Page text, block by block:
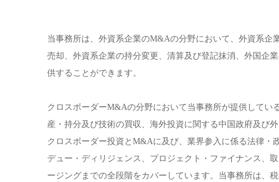
当事務所は、外資系企業のM&Aの分野において、外資系
売却、外資系企業の持分変更、清算及び登記抹消、外国企
供することができます。
クロスボーダーM&Aの分野において当事務所が提供して
産・持分及び技術の買収、海外投資に関する中国政府及び
クロスボーダー投資とM&Aに及び、業界参入に係る法律・
デュー・ディリジェンス、プロジェクト・ファイナンス、
ージングまでの全段階をカバーしています。当事務所は、